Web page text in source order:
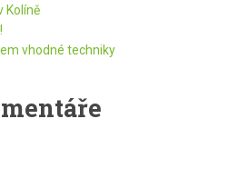
Kolíně
vhodné techniky